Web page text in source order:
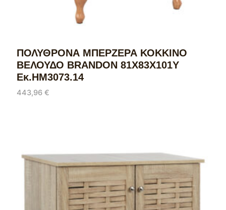
ΠΟΛΥΘΡΟΝΑ ΜΠΕΡΖΕΡΑ ΚΟΚΚΙΝΟ
ΒΕΛΟΥΔΟ BRANDON 81Χ83Χ101Υ
Εκ.HM3073.14
443,96 €